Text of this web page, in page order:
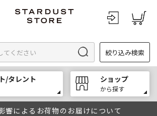
絞り込み検索
/タレント ショップ
から探す
響によるお荷物のお届けについて